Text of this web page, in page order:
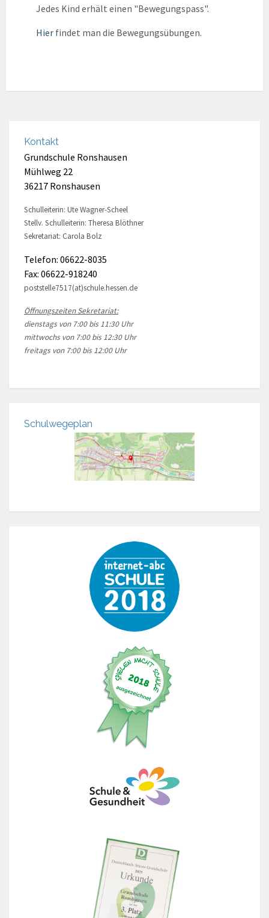
Kontakt
Grundschule Ronshausen
Mühlweg 22
36217 Ronshausen
Schulleiterin: Ute Wagner-Scheel
Stellv. Schulleiterin: Theresa Blöthner
Sekretariat: Carola Bolz
Telefon: 06622-8035
Fax: 06622-918240
poststelle7517(at)schule.hessen.de
Öffnungszeiten Sekretariat:
dienstags von 7:00 bis 11:30 Uhr
mittwochs von 7:00 bis 12:30 Uhr
freitags von 7:00 bis 12:00 Uhr
Schulwegeplan
Jedes Kind erhält einen "Bewegungspass".
Hier findet man die Bewegungsübungen.